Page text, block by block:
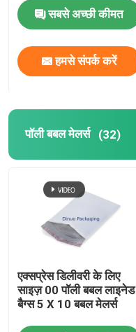
सबसे अच्छी कीमत
हमसे संपर्क करें
पॉली बबल मेलर्स (32)
एक्सप्रेस डिलीवरी के लिए
साइज़ 00 पॉली बबल लाइनेड
बैग्स 5 X 10 बबल मेलर्स